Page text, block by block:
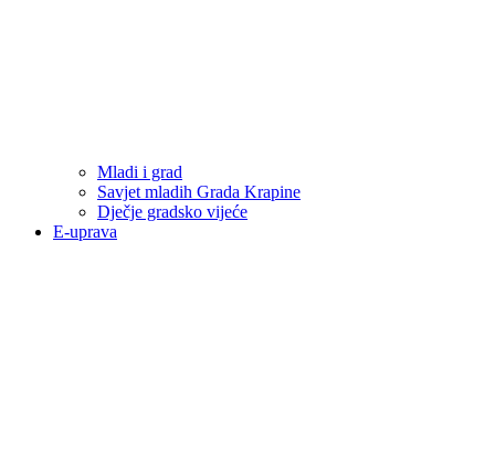
Mladi i grad
Savjet mladih Grada Krapine
Dječje gradsko vijeće
E-uprava